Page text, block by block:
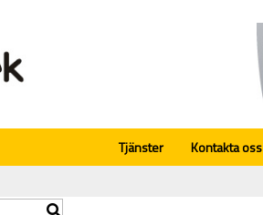
Tjänster Kontakta oss